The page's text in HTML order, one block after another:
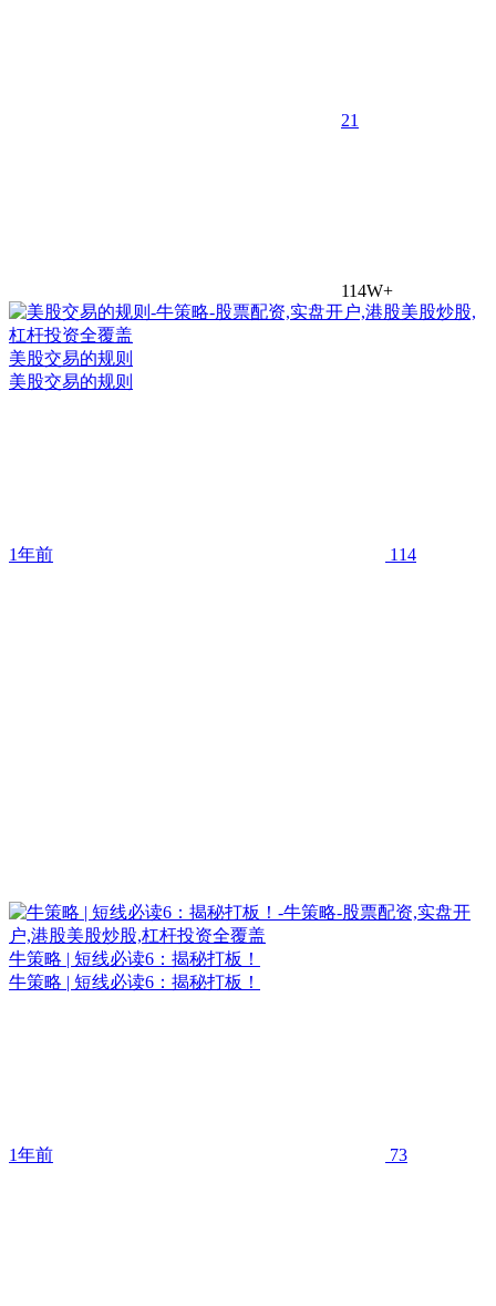
21
114W+
美股交易的规则
美股交易的规则
1年前 114
牛策略 | 短线必读6：揭秘打板！
牛策略 | 短线必读6：揭秘打板！
1年前 73